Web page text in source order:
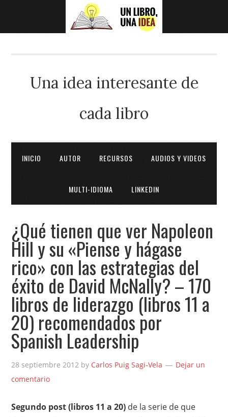
Una idea interesante de
cada libro
INICIO AUTOR RECURSOS AUDIOS Y VIDEOS
MULTI-IDIOMA LINKEDIN
¿Qué tienen que ver Napoleon
Hill y su «Piense y hágase
rico» con las estrategias del
éxito de David McNally? – 170
libros de liderazgo (libros 11 a
20) recomendados por
Spanish Leadership
28 septiembre 2012 by Carlos Puig Sagi-Vela
Dejar un
comentario
Segundo post (libros 11 a 20) de la serie de que